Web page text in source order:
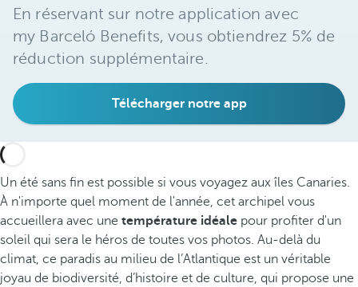
En réservant sur notre application avec
my Barceló Benefits, vous obtiendrez 5% de
réduction supplémentaire.
Télécharger notre app
Un été sans fin est possible si vous voyagez aux îles Canaries.
À n'importe quel moment de l'année, cet archipel vous
accueillera avec une température idéale pour profiter d'un
soleil qui sera le héros de toutes vos photos. Au-delà du
climat, ce paradis au milieu de l’Atlantique est un véritable
joyau de biodiversité, d’histoire et de culture, qui propose une